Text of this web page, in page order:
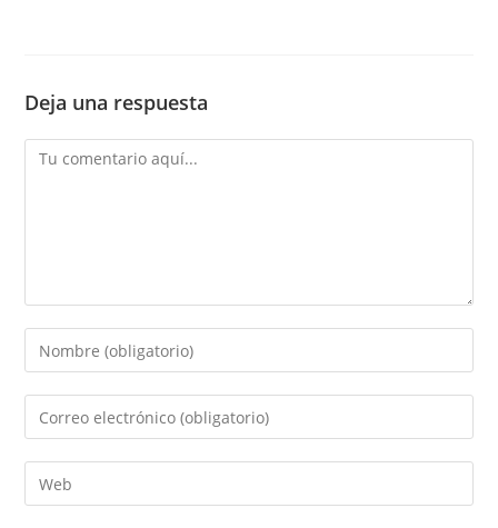
Deja una respuesta
Comentario
Introduce
tu
nombre
de
usuario
Introduce
tu
dirección
de
Introduce
la